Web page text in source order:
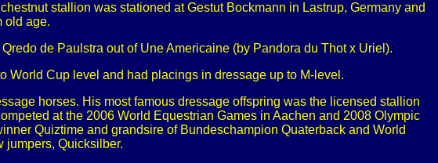
stallion was stationed at Gestut Bockmann in Lastrup, Germany and
old age.
de Paulstra out of Une Americaine (by Pandora du Thot x Uriel).
World Cup level and had placings in dressage up to M-level.
horses. His most famous dressage offspring was the licensed stallion
at the 2006 World Equestrian Games in Aachen and 2008 Olympic
Quiztime and grandsire of Bundeschampion Quaterback and World
jumpers, Quicksilber.